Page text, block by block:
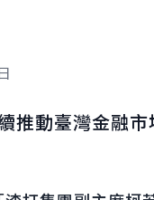
推動臺灣金融